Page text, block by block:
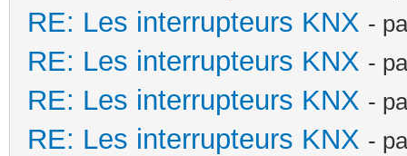
RE: Les interrupteurs KNX -
RE: Les interrupteurs KNX -
RE: Les interrupteurs KNX -
RE: Les interrupteurs KNX -